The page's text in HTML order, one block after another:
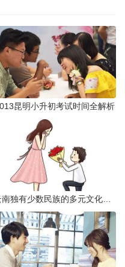
昆明小升初考试时间全解析